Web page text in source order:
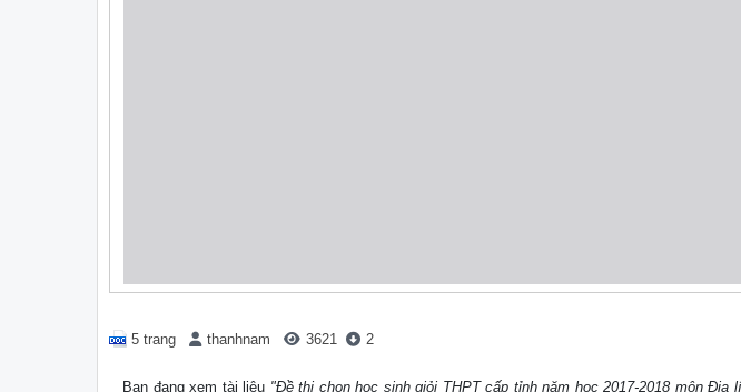
5 trang thanhnam 3621 2
Bạn đang xem tài liệu "Đề thi chọn học sinh giỏi THPT cấp tỉnh năm học 2017-2018 môn Địa